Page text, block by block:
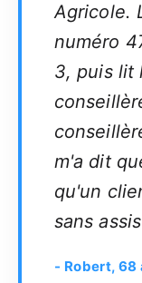
Agricole.
numéro
3, puis lit
m'a dit
qu'un
sans
- Robert, 68